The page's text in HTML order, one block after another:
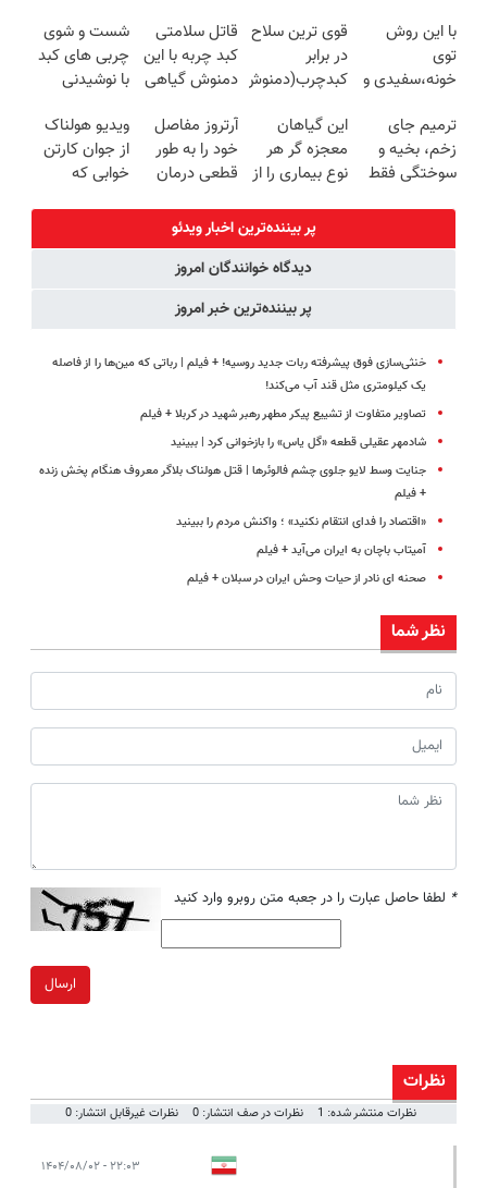
روزه ساخت!
کننده خانگی
سبک و مقاوم |
پرداخت قسطی
با این روش
توی
خونه،سفیدی و
برگردون
(40%off)
قوی ترین سلاح
در برابر
کبدچرب(دمنوش
گیاهی55%تخفیف)
قاتل سلامتی
کبد چربه با این
دمنوش گیاهی
شست و شوی
چربی های کبد
با نوشیدنی
ترمیم جای
زخم، بخیه و
سوختگی فقط
این گیاهان
معجزه گر هر
نوع بیماری را از
آرتروز مفاصل
خود را به طور
قطعی درمان
◗پرسش‌نامه◖
ویدیو هولناک
از جوان کارتن
خوابی که
پر بیننده‌ترین اخبار ویدئو
دیدگاه خوانندگان امروز
پر بیننده‌ترین خبر امروز
خنثی‌سازی فوق پیشرفته ربات جدید روسیه! + فیلم | رباتی که مین‌ها را از فاصله
یک کیلومتری مثل قند آب می‌کند!
تصاویر متفاوت از تشییع پیکر مطهر رهبر شهید در کربلا + فیلم
شادمهر عقیلی قطعه «گل یاس» را بازخوانی کرد | ببینید
جنایت وسط لایو جلوی چشم فالوئرها | قتل هولناک بلاگر معروف هنگام پخش زنده
+ فیلم
«اقتصاد را فدای انتقام نکنید» ؛ واکنش مردم را ببینید
آمیتاب باچان به ایران می‌آید + فیلم
صحنه ای نادر از حیات وحش ایران در سبلان + فیلم
نظر شما
* لطفا حاصل عبارت را در جعبه متن روبرو وارد کنید
ارسال
نظرات
نظرات منتشر شده: 1 نظرات در صف انتشار: 0 نظرات غیرقابل انتشار: 0
۲۲:۰۳ - ۱۴۰۴/۰۸/۰۲